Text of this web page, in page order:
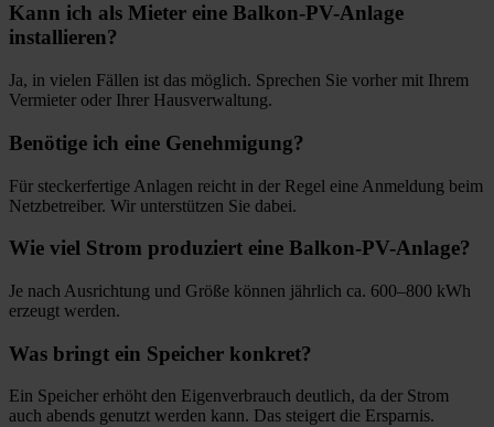
Kann ich als Mieter eine Balkon-PV-Anlage
installieren?
Ja, in vielen Fällen ist das möglich. Sprechen Sie vorher mit Ihrem
Vermieter oder Ihrer Hausverwaltung.
Benötige ich eine Genehmigung?
Für steckerfertige Anlagen reicht in der Regel eine Anmeldung beim
Netzbetreiber. Wir unterstützen Sie dabei.
Wie viel Strom produziert eine Balkon-PV-Anlage?
Je nach Ausrichtung und Größe können jährlich ca. 600–800 kWh
erzeugt werden.
Was bringt ein Speicher konkret?
Ein Speicher erhöht den Eigenverbrauch deutlich, da der Strom
auch abends genutzt werden kann. Das steigert die Ersparnis.